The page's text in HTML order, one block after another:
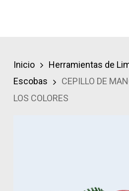
Inicio Herramientas de
Escobas
CEPILLO DE
LOS COLORES